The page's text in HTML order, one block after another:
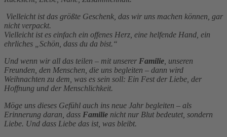
Vielleicht ist das größte Geschenk, das wir uns machen können, gar
nicht verpackt.
Vielleicht ist es einfach ein offenes Herz, eine helfende Hand, ein
ehrliches „Schön, dass du da bist.“
Und wenn wir all das teilen – mit unserer Familie , unseren
Freunden, den Menschen, die uns begleiten – dann wird
Weihnachten zu dem, was es sein soll: Ein Fest der Liebe, der
Hoffnung und der Menschlichkeit.
Möge uns dieses Gefühl auch ins neue Jahr begleiten – als
Erinnerung daran, dass Familie nicht nur Blut bedeutet, sondern
Liebe. Und dass Liebe das ist, was bleibt.